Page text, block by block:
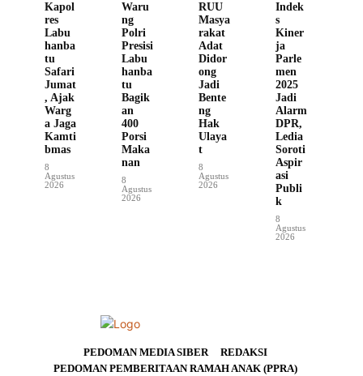
Kapol
res
Labu
hanba
tu
Safari
Jumat
, Ajak
Warg
a Jaga
Kamti
bmas
8
Agustus
2026
Waru
ng
Polri
Presisi
Labu
hanba
tu
Bagik
an
400
Porsi
Maka
nan
8
Agustus
2026
RUU
Masya
rakat
Adat
Didor
ong
Jadi
Bente
ng
Hak
Ulaya
t
8
Agustus
2026
Indek
s
Kiner
ja
Parle
men
2025
Jadi
Alarm
DPR,
Ledia
Soroti
Aspir
asi
Publi
k
8
Agustus
2026
PEDOMAN MEDIA SIBER
REDAKSI
PEDOMAN PEMBERITAAN RAMAH ANAK (PPRA)